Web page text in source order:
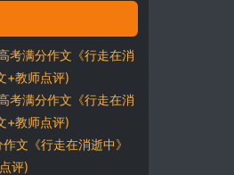
考满分作文《行走在消
+教师点评)
考满分作文《行走在消
+教师点评)
文《行走在消逝中》
评)